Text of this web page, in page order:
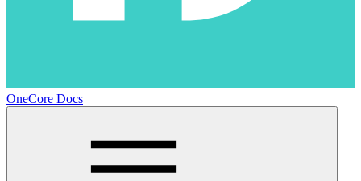
OneCore Docs